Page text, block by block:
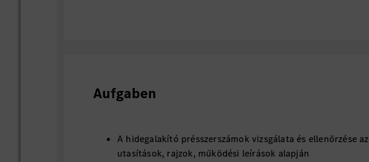
Aufgaben
A hidegalakító présszerszámok vizsgálata és ellenőrzése az
utasítások, rajzok, működési leírások alapján